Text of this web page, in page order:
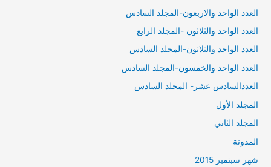
العدد الواحد والاربعون-المجلد السادس
العدد الواحد والثلاثون -المجلد الرابع
العدد الواحد والثلاثون-المجلد السادس
العدد الواحد والخمسون-المجلد السادس
العددالسادس عشر- المجلد السادس
المجلد الأول
المجلد الثاني
المدونة
شهر سبتمبر 2015